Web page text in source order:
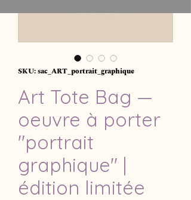
SKU: sac_ART_portrait_graphique
Art Tote Bag —
oeuvre à porter
"portrait
graphique" |
édition limitée